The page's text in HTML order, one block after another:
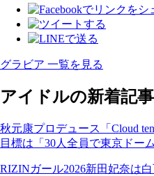
グラビア 一覧を見る
アイドルの新着記事
秋元康プロデュース「Cloud
目標は「30人全員で東京ドー
RIZINガール2026新田妃奈は